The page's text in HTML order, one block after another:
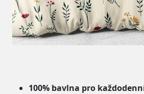
100% bavlna pro